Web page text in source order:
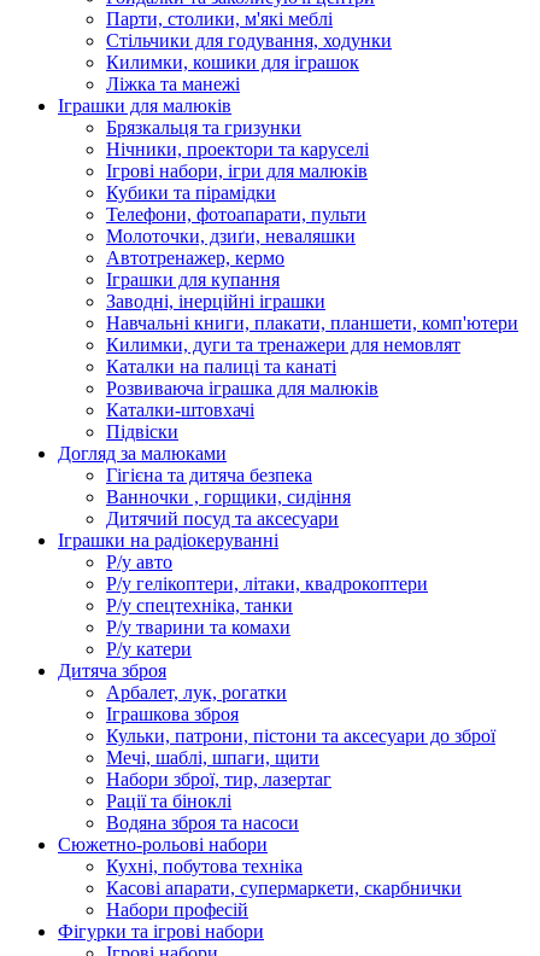
Парти, столики, м'які меблі
Стільчики для годування, ходунки
Килимки, кошики для іграшок
Ліжка та манежі
Іграшки для малюків
Брязкальця та гризунки
Нічники, проектори та каруселі
Ігрові набори, ігри для малюків
Кубики та пірамідки
Телефони, фотоапарати, пульти
Молоточки, дзиґи, неваляшки
Автотренажер, кермо
Іграшки для купання
Заводні, інерційні іграшки
Навчальні книги, плакати, планшети, комп'ютери
Килимки, дуги та тренажери для немовлят
Каталки на палиці та канаті
Розвиваюча іграшка для малюків
Каталки-штовхачі
Підвіски
Догляд за малюками
Гігієна та дитяча безпека
Ванночки , горщики, сидіння
Дитячий посуд та аксесуари
Іграшки на радіокеруванні
Р/у авто
Р/у гелікоптери, літаки, квадрокоптери
Р/у спецтехніка, танки
Р/у тварини та комахи
Р/у катери
Дитяча зброя
Арбалет, лук, рогатки
Іграшкова зброя
Кульки, патрони, пістони та аксесуари до зброї
Мечі, шаблі, шпаги, щити
Набори зброї, тир, лазертаг
Рації та біноклі
Водяна зброя та насоси
Сюжетно-рольові набори
Кухні, побутова техніка
Касові апарати, супермаркети, скарбнички
Набори професій
Фігурки та ігрові набори